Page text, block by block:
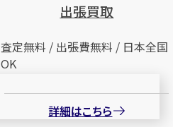
出張買取
査定無料 / 出張費無料 / 日本全国
OK
詳細はこちら